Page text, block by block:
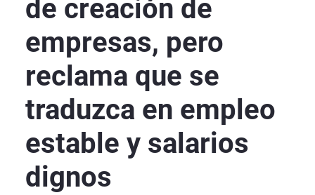
de creación de
empresas, pero
reclama que se
traduzca en empleo
estable y salarios
dignos